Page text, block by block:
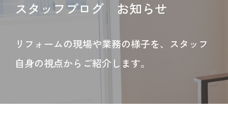
スタッフブログ お知らせ
リフォームの現場や業務の様子を、スタッフ
自身の視点からご紹介します。